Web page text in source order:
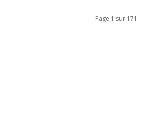
Page 1 sur 171